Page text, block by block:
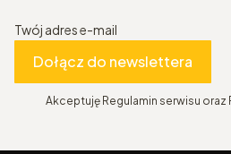
Twój adres e-mail
Dołącz do newslettera
Akceptuję Regulamin serwisu oraz